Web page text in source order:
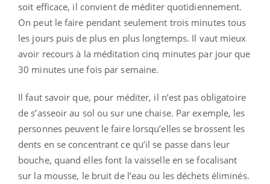
soit efficace, il convient de méditer quotidiennement.
On peut le faire pendant seulement trois minutes tous
les jours puis de plus en plus longtemps. Il vaut mieux
avoir recours à la méditation cinq minutes par jour que
30 minutes une fois par semaine.
Il faut savoir que, pour méditer, il n’est pas obligatoire
de s’asseoir au sol ou sur une chaise. Par exemple, les
personnes peuvent le faire lorsqu’elles se brossent les
dents en se concentrant ce qu’il se passe dans leur
bouche, quand elles font la vaisselle en se focalisant
sur la mousse, le bruit de l’eau ou les déchets éliminés.